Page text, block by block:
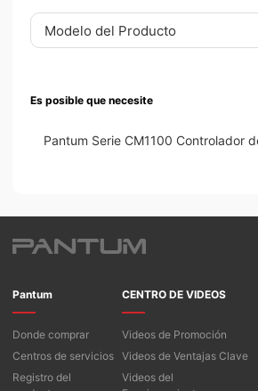
Modelo del Producto
Es posible que necesite
Pantum Serie CM1100 Controlador
Pantum
Donde comprar
Centros de servicios
Registro del
CENTRO DE VIDEOS
Videos de Promoción
Videos de Ventajas Clave
Videos del